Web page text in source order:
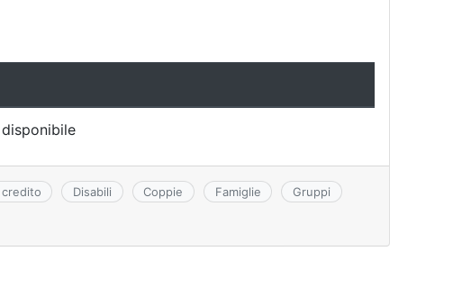
Disabili Coppie Famiglie Gruppi